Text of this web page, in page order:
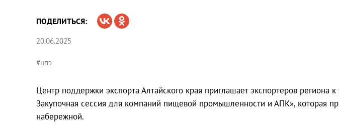
ПОДЕЛИТЬСЯ:
20.06.2025
#цпэ
Центр поддержки экспорта Алтайского края приглашает экспортеров
Закупочная сессия для компаний пищевой промышленности и АПК», которая
набережной.